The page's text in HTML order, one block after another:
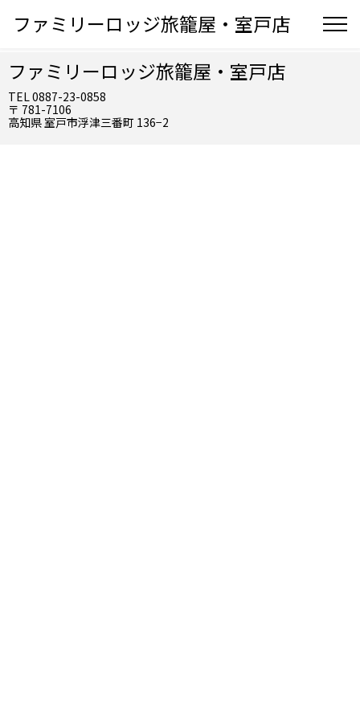
ファミリーロッジ旅籠屋・室戸店
ファミリーロッジ旅籠屋・室戸店
TEL 0887-23-0858
〒 781-7106
高知県 室戸市浮津三番町 136−2